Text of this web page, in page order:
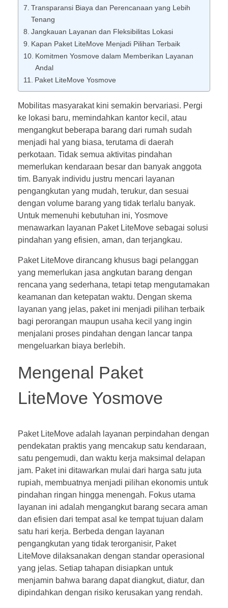
Transparansi Biaya dan Perencanaan yang Lebih
Tenang
Jangkauan Layanan dan Fleksibilitas Lokasi
Kapan Paket LiteMove Menjadi Pilihan Terbaik
Komitmen Yosmove dalam Memberikan Layanan
Andal
Paket LiteMove Yosmove
Mobilitas masyarakat kini semakin bervariasi. Pergi
ke lokasi baru, memindahkan kantor kecil, atau
mengangkut beberapa barang dari rumah sudah
menjadi hal yang biasa, terutama di daerah
perkotaan. Tidak semua aktivitas pindahan
memerlukan kendaraan besar dan banyak anggota
tim. Banyak individu justru mencari layanan
pengangkutan yang mudah, terukur, dan sesuai
dengan volume barang yang tidak terlalu banyak.
Untuk memenuhi kebutuhan ini, Yosmove
menawarkan layanan Paket LiteMove sebagai solusi
pindahan yang efisien, aman, dan terjangkau.
Paket LiteMove dirancang khusus bagi pelanggan
yang memerlukan jasa angkutan barang dengan
rencana yang sederhana, tetapi tetap mengutamakan
keamanan dan ketepatan waktu. Dengan skema
layanan yang jelas, paket ini menjadi pilihan terbaik
bagi perorangan maupun usaha kecil yang ingin
menjalani proses pindahan dengan lancar tanpa
mengeluarkan biaya berlebih.
Mengenal Paket
LiteMove Yosmove
Paket LiteMove adalah layanan perpindahan dengan
pendekatan praktis yang mencakup satu kendaraan,
satu pengemudi, dan waktu kerja maksimal delapan
jam. Paket ini ditawarkan mulai dari harga satu juta
rupiah, membuatnya menjadi pilihan ekonomis untuk
pindahan ringan hingga menengah. Fokus utama
layanan ini adalah mengangkut barang secara aman
dan efisien dari tempat asal ke tempat tujuan dalam
satu hari kerja. Berbeda dengan layanan
pengangkutan yang tidak terorganisir, Paket
LiteMove dilaksanakan dengan standar operasional
yang jelas. Setiap tahapan disiapkan untuk
menjamin bahwa barang dapat diangkut, diatur, dan
dipindahkan dengan risiko kerusakan yang rendah.